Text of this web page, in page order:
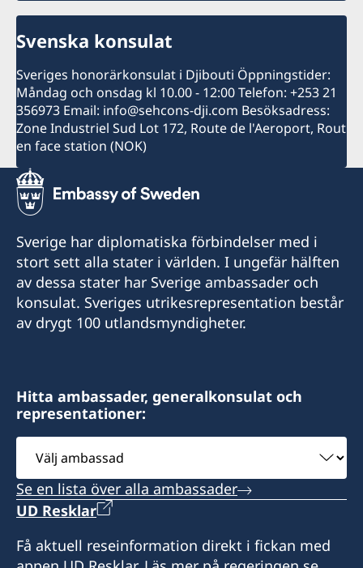
Svenska konsulat
Sveriges honorärkonsulat i Djibouti Öppningstider:
Måndag och onsdag kl 10.00 - 12:00 Telefon: +253 21
356973 Email: info@sehcons-dji.com Besöksadress:
Zone Industriel Sud Lot 172, Route de l'Aeroport, Rout
en face station (NOK)
Sverige har diplomatiska förbindelser med i
stort sett alla stater i världen. I ungefär hälften
av dessa stater har Sverige ambassader och
konsulat. Sveriges utrikesrepresentation består
av drygt 100 utlandsmyndigheter.
Hitta ambassader, generalkonsulat och
representationer:
Välj
ambassad
Se en lista över alla ambassader
UD Resklar
Få aktuell reseinformation direkt i fickan med